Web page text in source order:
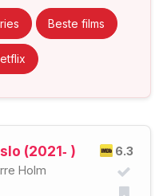
Beste films
6.3
(2021‑ )
Holm